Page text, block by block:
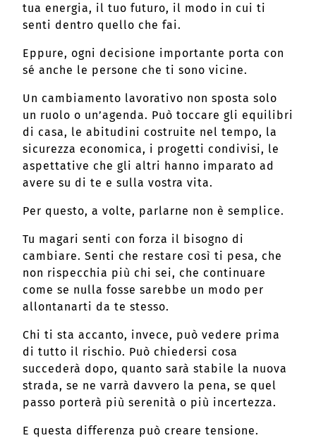
tua energia, il tuo futuro, il modo in cui ti
senti dentro quello che fai.
Eppure, ogni decisione importante porta con
sé anche le persone che ti sono vicine.
Un cambiamento lavorativo non sposta solo
un ruolo o un’agenda. Può toccare gli equilibri
di casa, le abitudini costruite nel tempo, la
sicurezza economica, i progetti condivisi, le
aspettative che gli altri hanno imparato ad
avere su di te e sulla vostra vita.
Per questo, a volte, parlarne non è semplice.
Tu magari senti con forza il bisogno di
cambiare. Senti che restare così ti pesa, che
non rispecchia più chi sei, che continuare
come se nulla fosse sarebbe un modo per
allontanarti da te stesso.
Chi ti sta accanto, invece, può vedere prima
di tutto il rischio. Può chiedersi cosa
succederà dopo, quanto sarà stabile la nuova
strada, se ne varrà davvero la pena, se quel
passo porterà più serenità o più incertezza.
E questa differenza può creare tensione.